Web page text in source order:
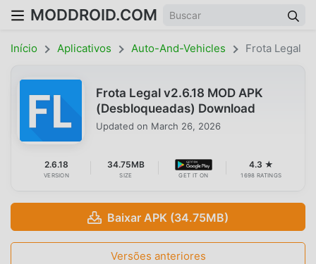
MODDROID.COM
Início Aplicativos Auto-And-Vehicles Frota Legal
Frota Legal v2.6.18 MOD APK
(Desbloqueadas) Download
Updated on March 26, 2026
2.6.18
VERSION
34.75MB
SIZE GET IT ON
4.3 ★
1698 RATINGS
Baixar APK (34.75MB)
Versões anteriores